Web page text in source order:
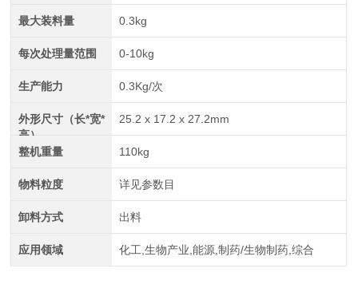
最大装料量 0.3kg
每次处理量范围 0-10kg
生产能力 0.3Kg/次
外形尺寸（长*宽*
高）
25.2 x 17.2 x 27.2mm
整机重量 110kg
物料粒度 详见参数目
卸料方式 出料
应用领域 化工,生物产业,能源,制药/生物制药,综合